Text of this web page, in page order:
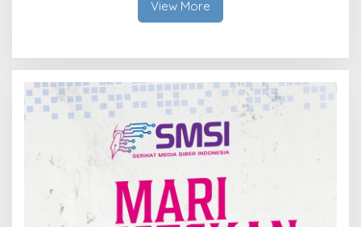
View More